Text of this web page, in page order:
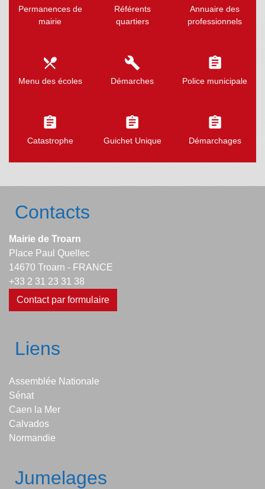
Permanences de
mairie
Référents
quartiers
Annuaire des
professionnels
local_dining
Menu des écoles
build
Démarches
assignment
Police municipale
assignment
Catastrophe
assignment
Guichet Unique
assignment
Démarchages
Contacts
Mairie de Troarn
Place Paul Quellec
14670 Troarn - FRANCE
+33 2 31 23 31 38
Contact par formulaire
Liens
Assemblée Nationale
Sénat
Caen la Mer
Calvados
Normandie
Jumelages